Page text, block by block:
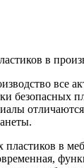
все
безопасных
в